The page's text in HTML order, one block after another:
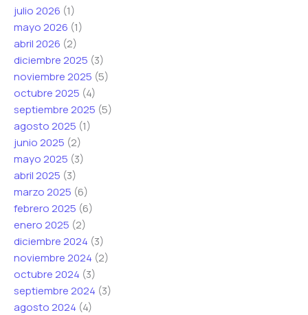
julio 2026 (1)
mayo 2026 (1)
abril 2026 (2)
diciembre 2025 (3)
noviembre 2025 (5)
octubre 2025 (4)
septiembre 2025 (5)
agosto 2025 (1)
junio 2025 (2)
mayo 2025 (3)
abril 2025 (3)
marzo 2025 (6)
febrero 2025 (6)
enero 2025 (2)
diciembre 2024 (3)
noviembre 2024 (2)
octubre 2024 (3)
septiembre 2024 (3)
agosto 2024 (4)